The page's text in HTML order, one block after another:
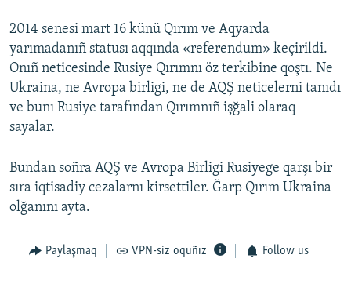
2014 senesi mart 16 künü Qırım ve Aqyarda
yarımadanıñ statusı aqqında «referendum» keçirildi.
Onıñ neticesinde Rusiye Qırımnı öz terkibine qoştı. Ne
Ukraina, ne Avropa birligi, ne de AQŞ neticelerni tanıdı
ve bunı Rusiye tarafından Qırımnıñ işğali olaraq
sayalar.
Bundan soñra AQŞ ve Avropa Birligi Rusiyege qarşı bir
sıra iqtisadiy cezalarnı kirsettiler. Ğarp Qırım Ukraina
olğanını ayta.
Paylaşmaq VPN-siz oquñız Follow us